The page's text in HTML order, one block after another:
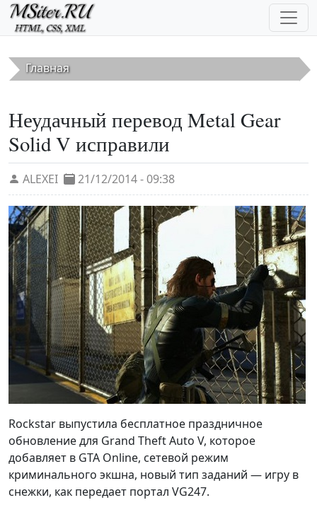
Перейти к основному содержанию
Главная
Неудачный перевод Metal Gear
Solid V исправили
ALEXEI 21/12/2014 - 09:38
Rockstar выпустила бесплатное праздничное
обновление для Grand Theft Auto V, которое
добавляет в GTA Online, сетевой режим
криминального экшна, новый тип заданий — игру в
снежки, как передает портал VG247.